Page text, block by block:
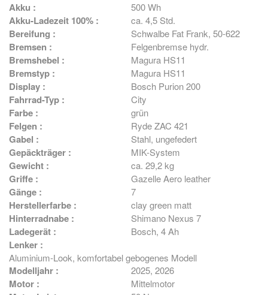
Akku : 500 Wh
Akku-Ladezeit 100% : ca. 4,5 Std.
Bereifung : Schwalbe Fat Frank, 50-622
Bremsen : Felgenbremse hydr.
Bremshebel : Magura HS11
Bremstyp : Magura HS11
Display : Bosch Purion 200
Fahrrad-Typ : City
Farbe : grün
Felgen : Ryde ZAC 421
Gabel : Stahl, ungefedert
Gepäckträger : MIK-System
Gewicht : ca. 29,2 kg
Griffe : Gazelle Aero leather
Gänge : 7
Herstellerfarbe : clay green matt
Hinterradnabe : Shimano Nexus 7
Ladegerät : Bosch, 4 Ah
Lenker :
Aluminium-Look, komfortabel gebogenes Modell
Modelljahr : 2025, 2026
Motor : Mittelmotor